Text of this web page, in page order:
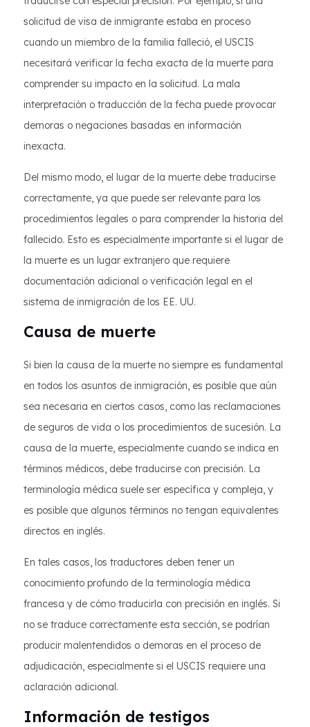
solicitud de visa de inmigrante estaba en proceso
cuando un miembro de la familia falleció, el USCIS
necesitará verificar la fecha exacta de la muerte para
comprender su impacto en la solicitud. La mala
interpretación o traducción de la fecha puede provocar
demoras o negaciones basadas en información
inexacta.
Del mismo modo, el lugar de la muerte debe traducirse
correctamente, ya que puede ser relevante para los
procedimientos legales o para comprender la historia del
fallecido. Esto es especialmente importante si el lugar de
la muerte es un lugar extranjero que requiere
documentación adicional o verificación legal en el
sistema de inmigración de los EE. UU.
Causa de muerte
Si bien la causa de la muerte no siempre es fundamental
en todos los asuntos de inmigración, es posible que aún
sea necesaria en ciertos casos, como las reclamaciones
de seguros de vida o los procedimientos de sucesión. La
causa de la muerte, especialmente cuando se indica en
términos médicos, debe traducirse con precisión. La
terminología médica suele ser específica y compleja, y
es posible que algunos términos no tengan equivalentes
directos en inglés.
En tales casos, los traductores deben tener un
conocimiento profundo de la terminología médica
francesa y de cómo traducirla con precisión en inglés. Si
no se traduce correctamente esta sección, se podrían
producir malentendidos o demoras en el proceso de
adjudicación, especialmente si el USCIS requiere una
aclaración adicional.
Información de testigos